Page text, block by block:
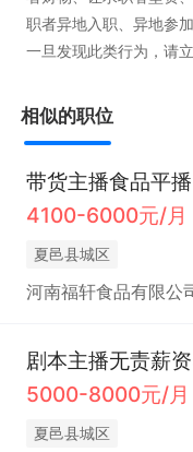
职者异地入职、异地参
一旦发现此类行为，请
相似的职位
带货主播食品平播
4100-6000元/月
夏邑县城区
河南福轩食品有限公
剧本主播无责薪
5000-8000元/月
夏邑县城区